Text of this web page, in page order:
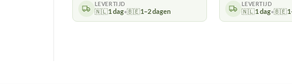
LEVERTIJD
🇳🇱1 dag•🇧🇪1–2 dagen
LEVERTIJD
🇳🇱1 dag•🇧🇪